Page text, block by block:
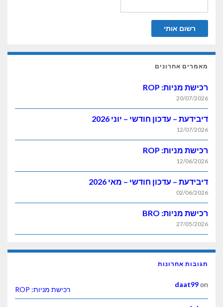
מאמרים אחרונים
רכישת מניות: ROP
20/07/2026
דיבידעת – עדכון חודשי – יוני 2026
12/07/2026
רכישת מניות: ROP
12/06/2026
דיבידעת – עדכון חודשי – מאי 2026
02/06/2026
רכישת מניות: BRO
27/05/2026
תגובות אחרונות
daat99on
רכישת מניות: ROP